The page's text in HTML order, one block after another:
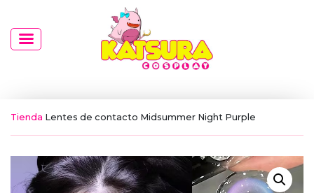
Tienda Lentes de contacto Midsummer Night Purple